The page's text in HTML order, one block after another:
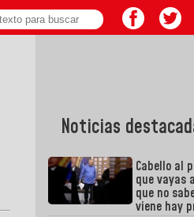
Noticias
Cabello al
que vayas
que no
viene hay